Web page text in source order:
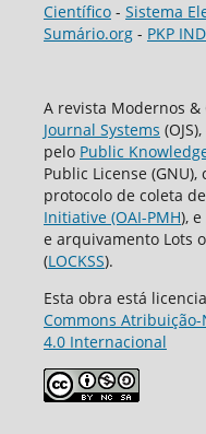
Científico- Sistema
Sumário.org- PKP
A revista Modernos
Journal Systems
pelo Public
Public License
protocolo de coleta
Initiative (OAI-PMH),
e arquivamento Lots
(LOCKSS).
Esta obra está
Commons
4.0 Internacional